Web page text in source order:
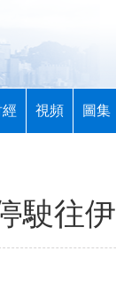
經 視頻 圖集
駛往